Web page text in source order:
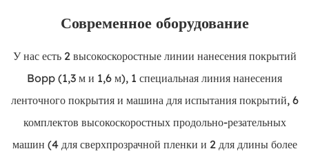
Современное оборудование
У нас есть 2 высокоскоростные линии нанесения покрытий
Bopp (1,3 м и 1,6 м), 1 специальная линия нанесения
ленточного покрытия и машина для испытания покрытий, 6
комплектов высокоскоростных продольно-резательных
машин (4 для сверхпрозрачной пленки и 2 для длины более